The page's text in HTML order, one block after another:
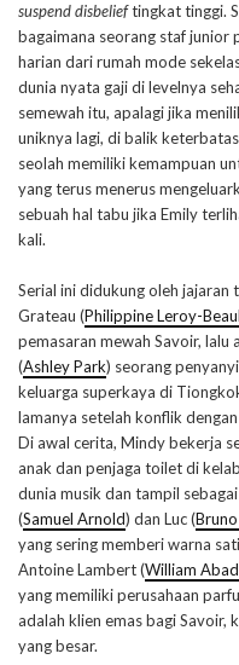
suspend disbelieftingkat tinggi.
bagaimana seorang staf junior
harian dari rumah mode
dunia nyata gaji di levelnya
semewah itu, apalagi jika
uniknya lagi, di balik
seolah memiliki kemampuan
yang terus menerus
sebuah hal tabu jika Emily
kali.
Serial ini didukung oleh
Grateau (Philippine Leroy-
pemasaran mewah Savoir, lalu
(Ashley Park) seorang
keluarga superkaya di
lamanya setelah konflik
Di awal cerita, Mindy bekerja
anak dan penjaga toilet di
dunia musik dan tampil
(Samuel Arnold) dan Luc (
yang sering memberi warna
Antoine Lambert (William
yang memiliki perusahaan
adalah klien emas bagi Savoir,
yang besar.